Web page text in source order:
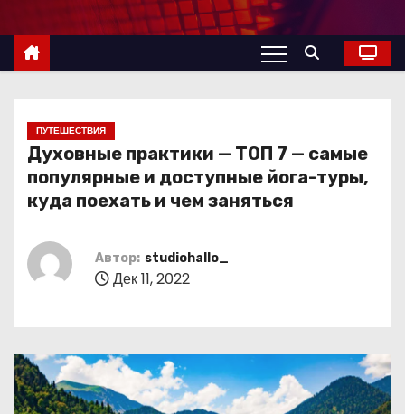
с
ПУТЕШЕСТВИЯ
Духовные практики — ТОП 7 — самые
популярные и доступные йога-туры,
куда поехать и чем заняться
Автор: studiohallo_
Дек 11, 2022